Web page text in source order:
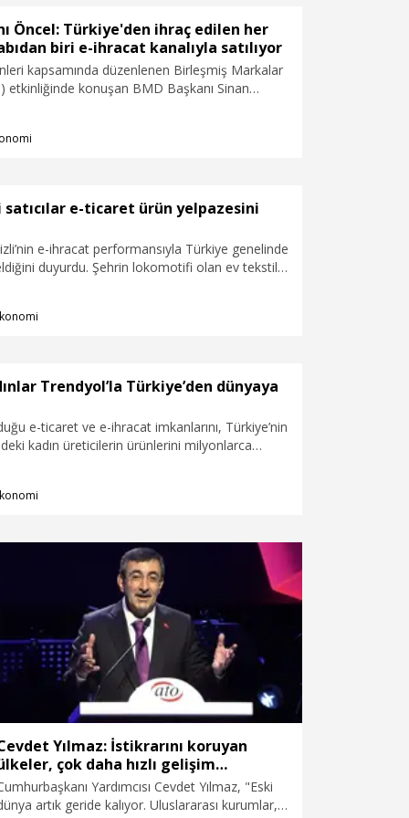
Öncel: Türkiye'den ihraç edilen her
biri e-ihracat kanalıyla satılıyor
kapsamında düzenlenen Birleşmiş Markalar
etkinliğinde konuşan BMD Başkanı Sinan
dışına satılan her dört ayakkabıdan biri e-
belirtti.
e-ticaret ürün yelpazesini
e-ihracat performansıyla Türkiye genelinde
duyurdu. Şehrin lokomotifi olan ev tekstili
Tekstil ürünlerinin yanı sıra oto aksesuarı ve
Trendyol’la Türkiye’den dünyaya
e-ticaret ve e-ihracat imkanlarını, Türkiye’nin
kadın üreticilerin ürünlerini milyonlarca
birlikte çalıştığı Desenİzmir markasına
Trendyol aracılığıyla yurt içi ve yurt
buluşturuyor.
Yılmaz: İstikrarını koruyan
çok daha hızlı gelişim
Yardımcısı Cevdet Yılmaz, "Eski
artık geride kalıyor. Uluslararası kurumlar,